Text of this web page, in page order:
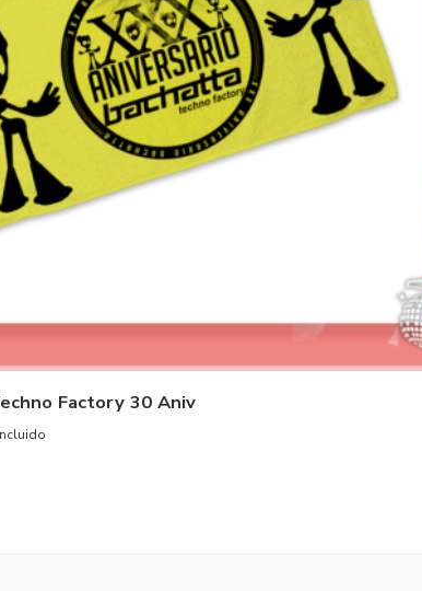
Factory 30 Aniv